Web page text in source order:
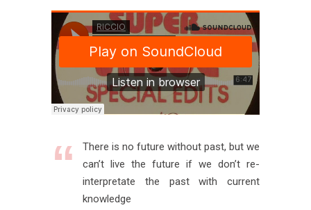
There is no future without past, but we
can’t live the future if we don’t re-
interpretate the past with current
knowledge